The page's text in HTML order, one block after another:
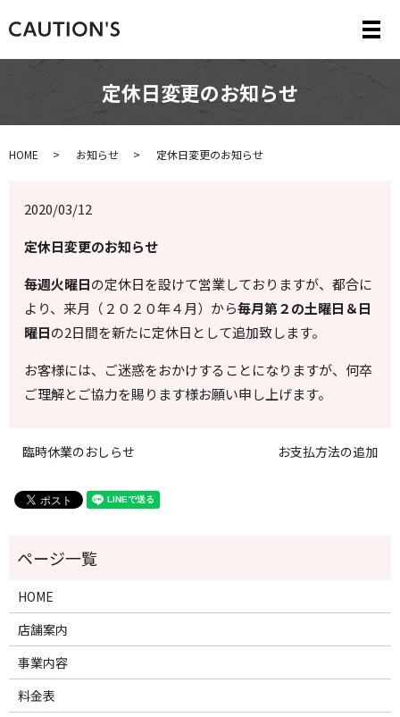
メ
定休日変更のお知らせ
HOME お知らせ 定休日変更のお知らせ
2020/03/12
定休日変更のお知らせ
毎週火曜日の定休日を設けて営業しておりますが、都合に
より、来月（２０２０年４月）から毎月第２の土曜日＆日
曜日の2日間を新たに定休日として追加致します。
お客様には、ご迷惑をおかけすることになりますが、何卒
ご理解とご協力を賜ります様お願い申し上げます。
臨時休業のおしらせ お支払方法の追加
HOME
店舗案内
事業内容
料金表